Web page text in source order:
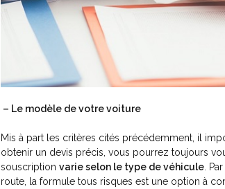
– Le modèle de votre voiture
Mis à part les critères cités précédemment, il
obtenir un devis précis, vous pourrez toujours
souscriptionvarie selon le type de véhicule .
route, la formule tous risques est une option à